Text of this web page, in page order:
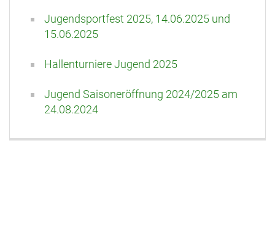
Jugendsportfest 2025, 14.06.2025 und
15.06.2025
Hallenturniere Jugend 2025
Jugend Saisoneröffnung 2024/2025 am
24.08.2024